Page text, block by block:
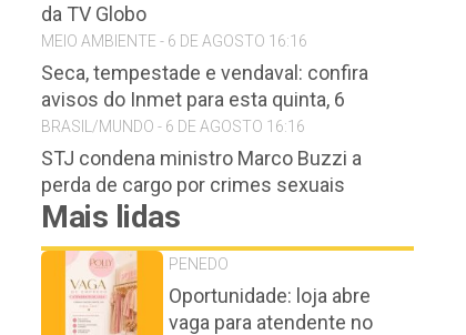
da TV Globo
MEIO AMBIENTE - 6 DE AGOSTO 16:16
Seca, tempestade e vendaval: confira
avisos do Inmet para esta quinta, 6
BRASIL/MUNDO - 6 DE AGOSTO 16:16
STJ condena ministro Marco Buzzi a
perda de cargo por crimes sexuais
Mais lidas
PENEDO
Oportunidade: loja abre
vaga para atendente no